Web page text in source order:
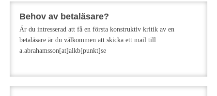
Behov av betaläsare?
Är du intresserad att få en första konstruktiv kritik av en
betaläsare är du välkommen att skicka ett mail till
a.abrahamsson[at]alkb[punkt]se